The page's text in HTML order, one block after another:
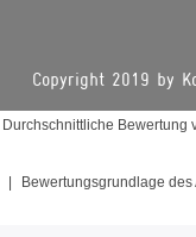
Copyright 2019 by
Durchschnittliche Bewertung
Bewertungsgrundlage